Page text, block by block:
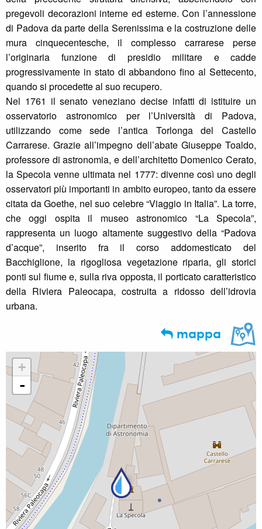
pregevoli decorazioni interne ed esterne. Con l’annessione
di Padova da parte della Serenissima e la costruzione delle
mura cinquecentesche, il complesso carrarese perse
l’originaria funzione di presidio militare e cadde
progressivamente in stato di abbandono fino al Settecento,
quando si procedette al suo recupero.
Nel 1761 il senato veneziano decise infatti di istituire un
osservatorio astronomico per l’Università di Padova,
utilizzando come sede l’antica Torlonga del Castello
Carrarese. Grazie all’impegno dell’abate Giuseppe Toaldo,
professore di astronomia, e dell’architetto Domenico Cerato,
la Specola venne ultimata nel 1777: divenne così uno degli
osservatori più importanti in ambito europeo, tanto da essere
citata da Goethe, nel suo celebre “Viaggio in Italia”. La torre,
che oggi ospita il museo astronomico “La Specola”,
rappresenta un luogo altamente suggestivo della “Padova
d’acque”, inserito fra il corso addomesticato del
Bacchiglione, la rigogliosa vegetazione riparia, gli storici
ponti sul fiume e, sulla riva opposta, il porticato caratteristico
della Riviera Paleocapa, costruita a ridosso dell’idrovia
urbana.
mappa
+
-